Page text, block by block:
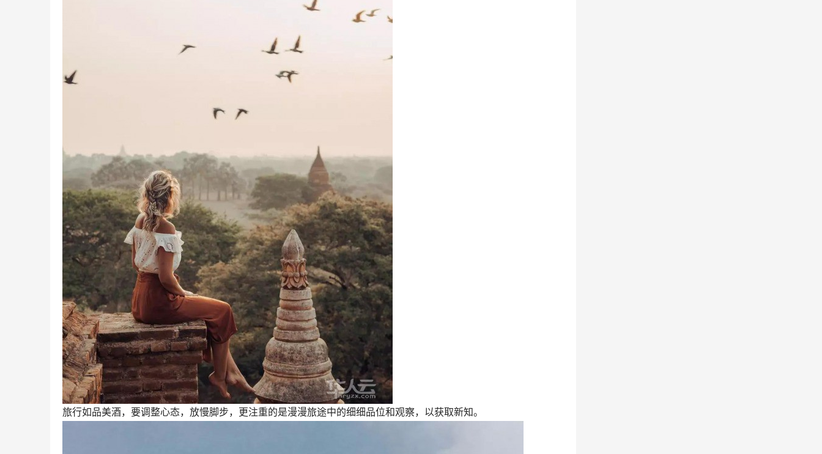
旅行如品美酒，要调整心态，放慢脚步，更注重的是漫漫旅途中的细细品位和观察，以获取新知。